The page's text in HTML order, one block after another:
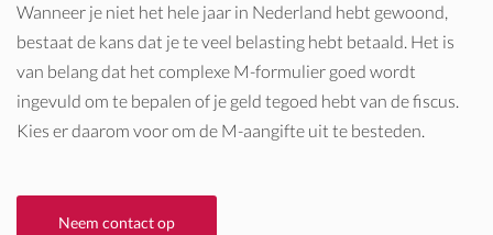
Wanneer je niet het hele jaar in Nederland hebt gewoond,
bestaat de kans dat je te veel belasting hebt betaald. Het is
van belang dat het complexe M-formulier goed wordt
ingevuld om te bepalen of je geld tegoed hebt van de fiscus.
Kies er daarom voor om de M-aangifte uit te besteden.
Neem contact op